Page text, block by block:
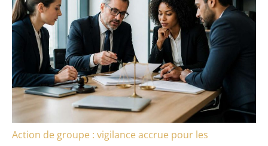
Action de groupe : vigilance accrue pour les